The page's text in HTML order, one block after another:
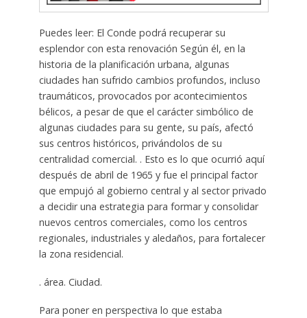
Puedes leer: El Conde podrá recuperar su
esplendor con esta renovación Según él, en la
historia de la planificación urbana, algunas
ciudades han sufrido cambios profundos, incluso
traumáticos, provocados por acontecimientos
bélicos, a pesar de que el carácter simbólico de
algunas ciudades para su gente, su país, afectó
sus centros históricos, privándolos de su
centralidad comercial. . Esto es lo que ocurrió aquí
después de abril de 1965 y fue el principal factor
que empujó al gobierno central y al sector privado
a decidir una estrategia para formar y consolidar
nuevos centros comerciales, como los centros
regionales, industriales y aledaños, para fortalecer
la zona residencial.
. área. Ciudad.
Para poner en perspectiva lo que estaba